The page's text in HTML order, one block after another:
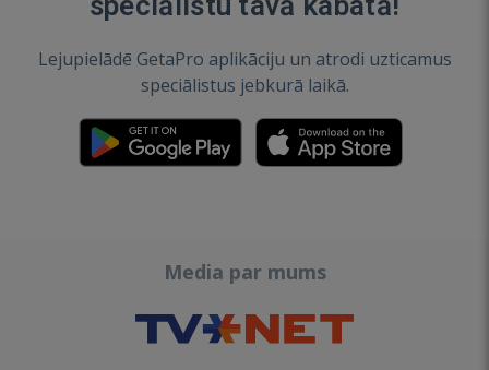
Lejupielādē GetaPro aplikāciju un atrodi uzticamus
speciālistus jebkurā laikā.
Media par mums